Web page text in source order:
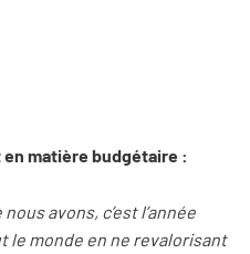
matière budgétaire :
avons, c’est l’année
le monde en ne revalorisant